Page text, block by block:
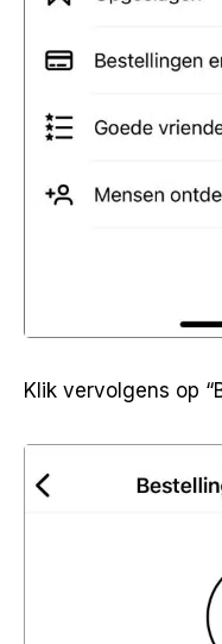
Klik vervolgens op